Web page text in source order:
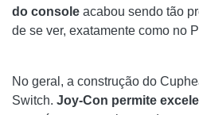
do console acabou sendo tão
de se ver, exatamente como no
No geral, a construção do
Switch. Joy-Con permite